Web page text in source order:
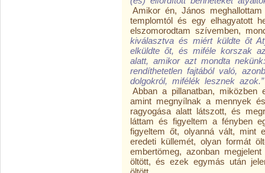
Amikor én, János
templomtól és egy elhagyatott
elszomorodtam szívemben,
kiválasztva és miért küldte őt
elküldte őt, és miféle korszak
alatt, amikor azt mondta
rendíthetetlen fajtából való,
dolgokról, mifélék lesznek azok.”
Abban a pillanatban, miközben
amint megnyílnak a mennyek
ragyogása alatt látszott, és
láttam és figyeltem a fényben
figyeltem őt, olyanná vált, mint
eredeti küllemét, olyan formát
embertömeg, azonban
öltött, és ezek egymás után